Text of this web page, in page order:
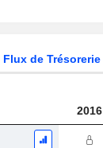
Flux de Trésorerie
2016